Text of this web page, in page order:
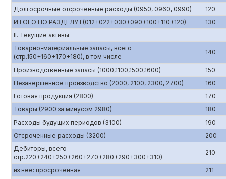
Долгосрочные отсроченные расходы (0950, 0960, 0990)
120
ИТОГО ПО РАЗДЕЛУ I (012+022+030+090+100+110+120)
130
II. Текущие активы
Товарно-материальные запасы, всего
(стр.150+160+170+180), в том числе
140
Производственные запасы (1000,1100,1500,1600)
150
Незавершённое производство (2000, 2100, 2300, 2700)
160
Готовая продукция (2800)
170
Товары (2900 за минусом 2980)
180
Расходы будущих периодов (3100)
190
Отсроченные расходы (3200)
200
Дебиторы, всего
стр.220+240+250+260+270+280+290+300+310)
210
из нее: просроченная
211